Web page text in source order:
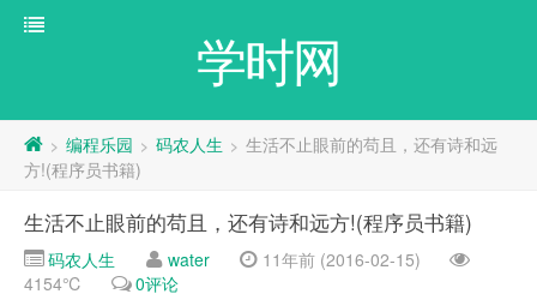
学时网
> 编程乐园 > 码农人生 > 生活不止眼前的苟且，还有诗和远
方!(程序员书籍)
生活不止眼前的苟且，还有诗和远方!(程序员书籍)
码农人生 water
11年前 (2016-02-15)
4154℃
0评论